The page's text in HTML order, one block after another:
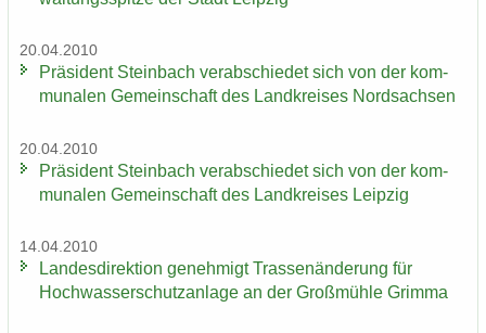
20.04.2010
Prä­si­dent Stein­bach ver­ab­schie­det sich von der kom­
mu­na­len Ge­mein­schaft des Land­krei­ses Nord­sach­sen
20.04.2010
Prä­si­dent Stein­bach ver­ab­schie­det sich von der kom­
mu­na­len Ge­mein­schaft des Land­krei­ses Leip­zig
14.04.2010
Lan­des­di­rek­ti­on ge­neh­migt Tras­sen­än­de­rung für
Hoch­was­ser­schutz­an­la­ge an der Groß­müh­le Grim­ma